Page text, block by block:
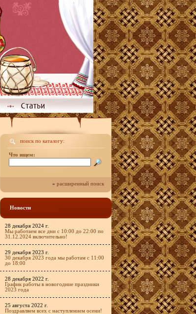
поиск по каталогу:
Что ищем:
» расширенный поиск
Новости
28 декабря 2024 г.
Мы работаем все дни с 10:00 до 22:00 по
31.12.2024 включительно!
29 декабря 2023 г.
30 декабря 2023 года мы работам с 11:00
до 18:00
28 декабря 2022 г.
График работы в новогодние праздники
2023 года
25 августа 2022 г.
Поздравляем всех с наступлением осени!